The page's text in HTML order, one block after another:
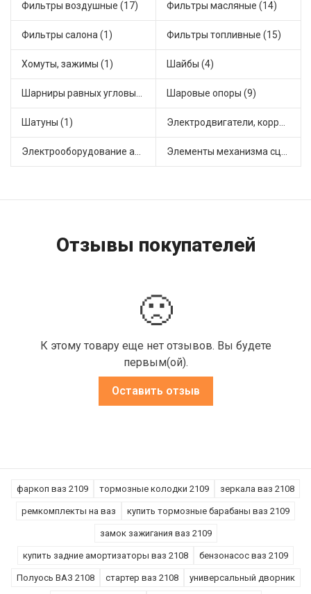
Фильтры воздушные (17) Фильтры масляные (14)
Фильтры салона (1) Фильтры топливные (15)
Хомуты, зажимы (1) Шайбы (4)
Шарниры равных угловых скоростей, приводные валы (16) Шаровые опоры (9)
Шатуны (1) Электродвигатели, корректоры и приводы автомобильн (30)
Электрооборудование автомобилей (12) Элементы механизма сцепления (45)
Отзывы покупателей
🙁
К этому товару еще нет отзывов. Вы будете
первым(ой).
Оставить отзыв
фаркоп ваз 2109 тормозные колодки 2109 зеркала ваз 2108
ремкомплекты на ваз купить тормозные барабаны ваз 2109
замок зажигания ваз 2109
купить задние амортизаторы ваз 2108 бензонасос ваз 2109
Полуось ВАЗ 2108 стартер ваз 2108 универсальный дворник